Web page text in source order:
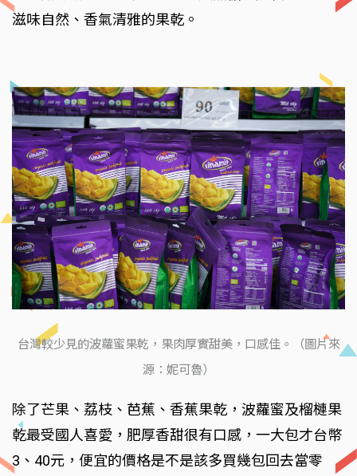
滋味自然、香氣清雅的果乾。
台灣較少見的波蘿蜜果乾，果肉厚實甜美，口感佳。（圖片來
源：妮可魯）
除了芒果、荔枝、芭蕉、香蕉果乾，波蘿蜜及榴槤果
乾最受國人喜愛，肥厚香甜很有口感，一大包才台幣
3、40元，便宜的價格是不是該多買幾包回去當零